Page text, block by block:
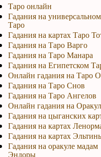
Таро онлайн
Гадания на универсальном
Таро
Гадания на картах Таро
Гадания на Таро Варго
Гадания на Таро Манара
Гадания на Египетском
Онлайн гадания на Таро
Гадания на Таро Снов
Гадания на Таро Ангелов
Онлайн гадания на
Гадания на цыганских
Гадания на картах
Гадания на картах
Гадания на оракуле мадам
Эндоры